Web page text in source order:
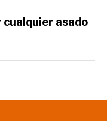
cualquier asado